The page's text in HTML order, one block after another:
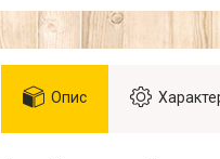
Опис